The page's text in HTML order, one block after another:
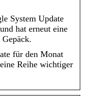
System Update
hat erneut eine
für den Monat
Reihe wichtiger